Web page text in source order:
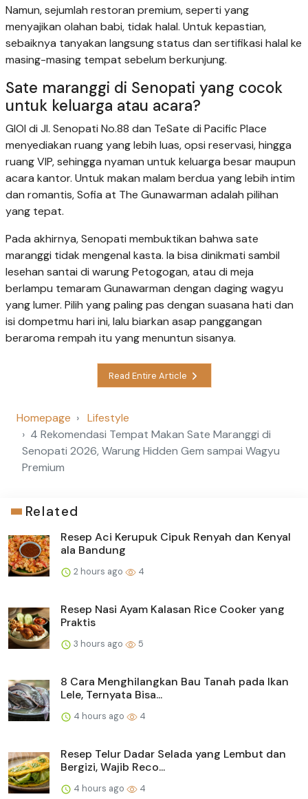
Namun, sejumlah restoran premium, seperti yang
menyajikan olahan babi, tidak halal. Untuk kepastian,
sebaiknya tanyakan langsung status dan sertifikasi halal ke
masing-masing tempat sebelum berkunjung.
Sate maranggi di Senopati yang cocok
untuk keluarga atau acara?
GIOI di Jl. Senopati No.88 dan TeSate di Pacific Place
menyediakan ruang yang lebih luas, opsi reservasi, hingga
ruang VIP, sehingga nyaman untuk keluarga besar maupun
acara kantor. Untuk makan malam berdua yang lebih intim
dan romantis, Sofia at The Gunawarman adalah pilihan
yang tepat.
Pada akhirnya, Senopati membuktikan bahwa sate
maranggi tidak mengenal kasta. Ia bisa dinikmati sambil
lesehan santai di warung Petogogan, atau di meja
berlampu temaram Gunawarman dengan daging wagyu
yang lumer. Pilih yang paling pas dengan suasana hati dan
isi dompetmu hari ini, lalu biarkan asap panggangan
beraroma rempah itu yang menuntun sisanya.
Read Entire Article
Homepage
Lifestyle
4 Rekomendasi Tempat Makan Sate Maranggi di
Senopati 2026, Warung Hidden Gem sampai Wagyu
Premium
Related
Resep Aci Kerupuk Cipuk Renyah dan Kenyal
ala Bandung
2 hours ago 4
Resep Nasi Ayam Kalasan Rice Cooker yang
Praktis
3 hours ago 5
8 Cara Menghilangkan Bau Tanah pada Ikan
Lele, Ternyata Bisa...
4 hours ago 4
Resep Telur Dadar Selada yang Lembut dan
Bergizi, Wajib Reco...
4 hours ago 4